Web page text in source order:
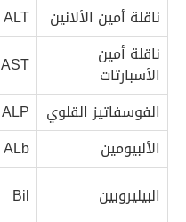
ناقلة أمين الألانين
ALT
ناقلة أمين
الأسبارتات AST
الفوسفاتيز القلوي
ALP
الألبيومين
ALb
البيليروبين
Bil